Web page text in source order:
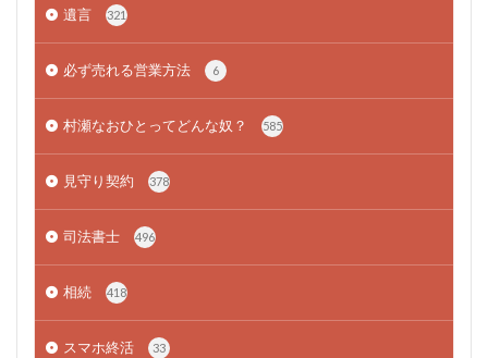
遺言 321
必ず売れる営業方法 6
村瀬なおひとってどんな奴？ 585
見守り契約 378
司法書士 496
相続 418
スマホ終活 33